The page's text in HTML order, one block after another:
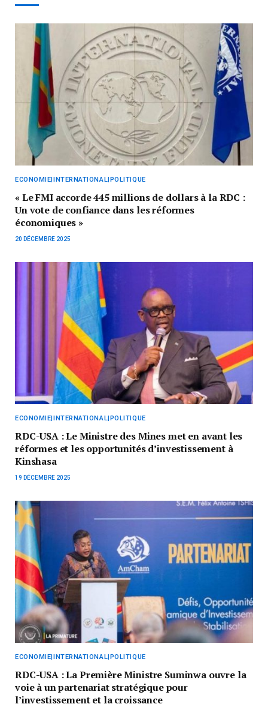
ECONOMIE|INTERNATIONAL|POLITIQUE
« Le FMI accorde 445 millions de dollars à la RDC :
Un vote de confiance dans les réformes
économiques »
20 DÉCEMBRE 2025
ECONOMIE|INTERNATIONAL|POLITIQUE
RDC-USA : Le Ministre des Mines met en avant les
réformes et les opportunités d’investissement à
Kinshasa
19 DÉCEMBRE 2025
ECONOMIE|INTERNATIONAL|POLITIQUE
RDC-USA : La Première Ministre Suminwa ouvre la
voie à un partenariat stratégique pour
l’investissement et la croissance